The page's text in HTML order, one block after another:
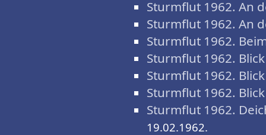
Sturmflut 1962. An
Sturmflut 1962. An
Sturmflut 1962.
Sturmflut 1962.
Sturmflut 1962.
Sturmflut 1962.
Sturmflut 1962.
19.02.1962.